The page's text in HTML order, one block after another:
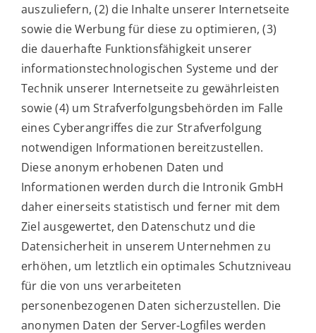
auszuliefern, (2) die Inhalte unserer Internetseite
sowie die Werbung für diese zu optimieren, (3)
die dauerhafte Funktionsfähigkeit unserer
informationstechnologischen Systeme und der
Technik unserer Internetseite zu gewährleisten
sowie (4) um Strafverfolgungsbehörden im Falle
eines Cyberangriffes die zur Strafverfolgung
notwendigen Informationen bereitzustellen.
Diese anonym erhobenen Daten und
Informationen werden durch die Intronik GmbH
daher einerseits statistisch und ferner mit dem
Ziel ausgewertet, den Datenschutz und die
Datensicherheit in unserem Unternehmen zu
erhöhen, um letztlich ein optimales Schutzniveau
für die von uns verarbeiteten
personenbezogenen Daten sicherzustellen. Die
anonymen Daten der Server-Logfiles werden